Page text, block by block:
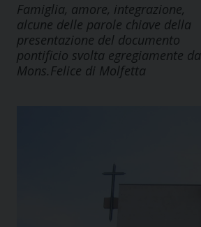
Famiglia, amore, integrazione,
alcune delle parole chiave della
presentazione del documento
pontificio svolta egregiamente da
Mons.Felice di Molfetta